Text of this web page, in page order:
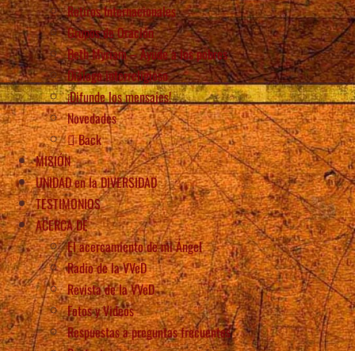
Retiros Internacionales
Grupos de Oración
Beth Myriam – Ayude a los pobres
Diálogo interreligioso
¡Difunde los mensajes!
Novedades
Back
MISIÓN
UNIDAD en la DIVERSIDAD
TESTIMONIOS
ACERCA DE
El acercamiento de mi Ángel
Radio de la VVeD
Revista de la VVeD
Fotos y Videos
Respuestas a preguntas frecuentes